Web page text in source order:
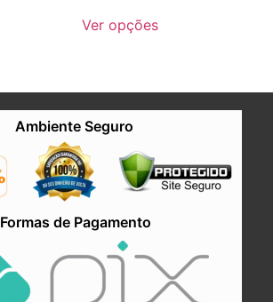
Ver opções
Ambiente Seguro
Formas de Pagamento